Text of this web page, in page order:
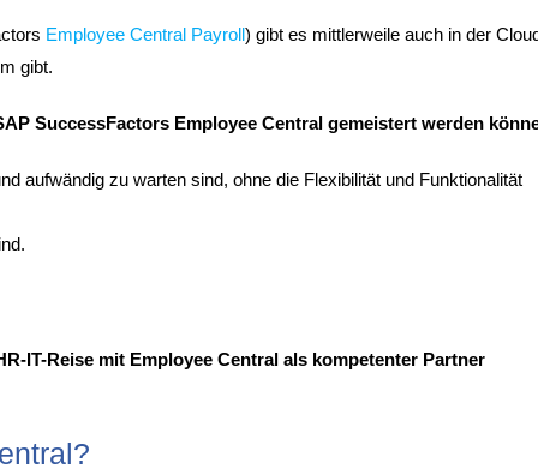
Employee Central Payroll) gibt es mittlerweile auch in der
gibt.
SuccessFactors Employee Central gemeistert werden
aufwändig zu warten sind, ohne die Flexibilität und Funktionalität
IT-Reise mit Employee Central als kompetenter Partner